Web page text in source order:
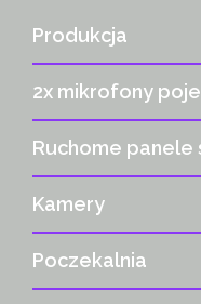
Produkcja
2x mikrofony
Ruchome
Kamery
Poczekalnia